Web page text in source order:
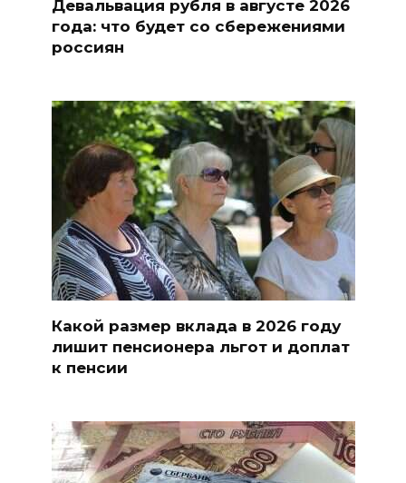
Девальвация рубля в августе 2026
года: что будет со сбережениями
россиян
Какой размер вклада в 2026 году
лишит пенсионера льгот и доплат
к пенсии